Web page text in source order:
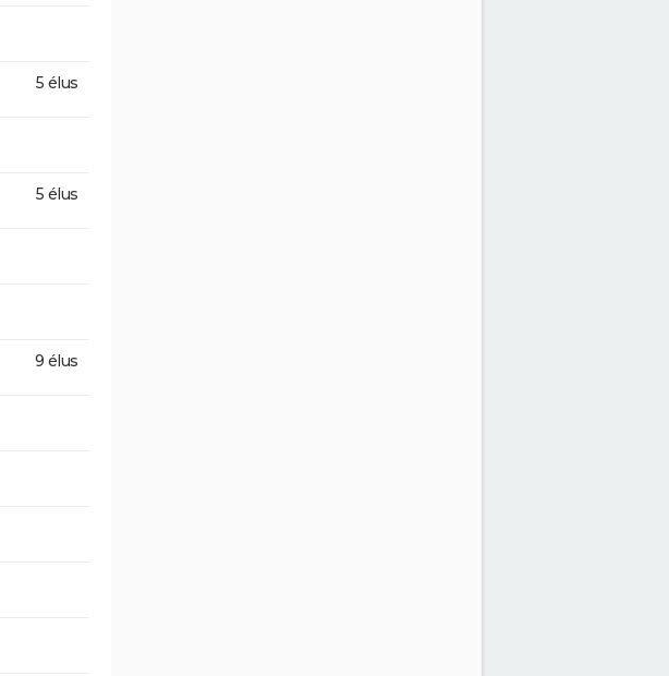
5 élus
5 élus
9 élus